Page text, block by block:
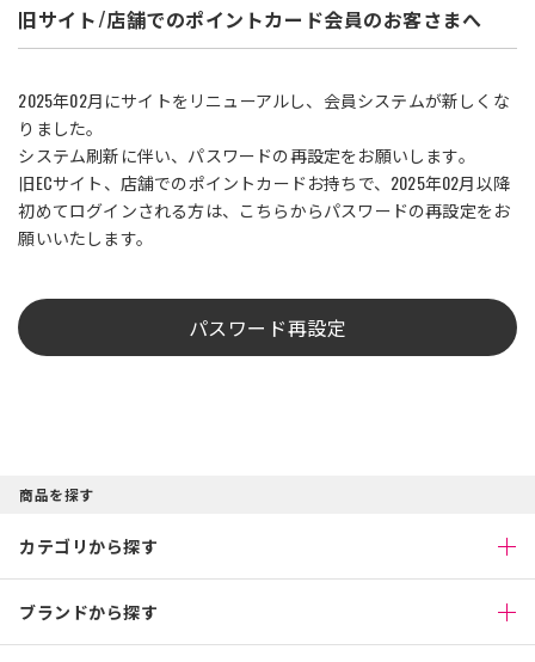
旧サイト/店舗でのポイントカード会員のお客さまへ
2025年02月にサイトをリニューアルし、会員システムが新しくな
りました。
システム刷新に伴い、パスワードの再設定をお願いします。
旧ECサイト、店舗でのポイントカードお持ちで、2025年02月以降
初めてログインされる方は、こちらからパスワードの再設定をお
願いいたします。
パスワード再設定
商品を探す
カテゴリから探す
ブランドから探す